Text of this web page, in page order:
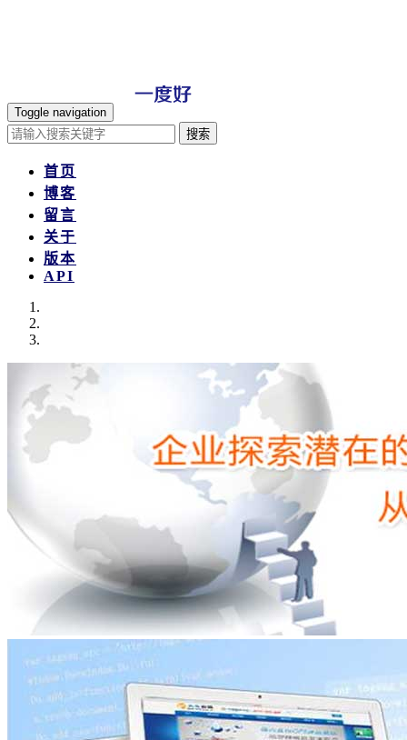
Toggle navigation
搜索
首页
博客
留言
关于
版本
API